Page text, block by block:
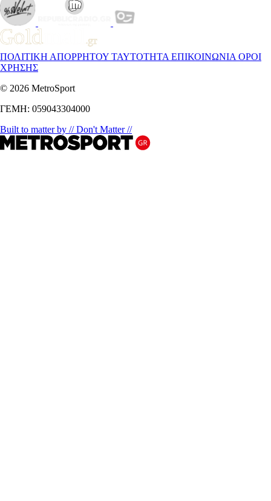
ΠΟΛΙΤΙΚΗ ΑΠΟΡΡΗΤΟΥ ΤΑΥΤΟΤΗΤΑ ΕΠΙΚΟΙΝΩΝΙΑ ΟΡΟΙ
ΧΡΗΣΗΣ
© 2026 MetroSport
ΓΕΜΗ: 059043304000
Built to matter by // Don't Matter //